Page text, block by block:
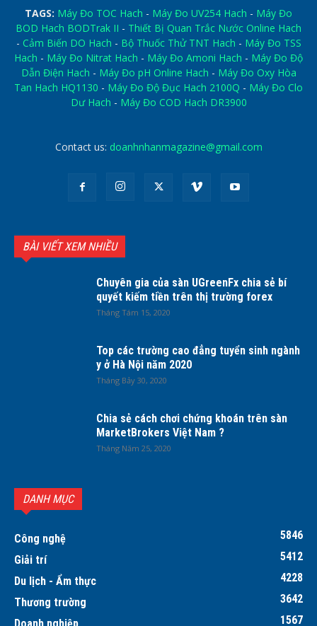
TAGS: Máy Đo TOC Hach - Máy Đo UV254 Hach - Máy Đo
BOD Hach BODTrak II - Thiết Bị Quan Trắc Nước Online Hach
- Cảm Biến DO Hach - Bộ Thuốc Thử TNT Hach - Máy Đo TSS
Hach - Máy Đo Nitrat Hach - Máy Đo Amoni Hach - Máy Đo Độ
Dẫn Điện Hach - Máy Đo pH Online Hach - Máy Đo Oxy Hòa
Tan Hach HQ1130 - Máy Đo Độ Đục Hach 2100Q - Máy Đo Clo
Dư Hach - Máy Đo COD Hach DR3900
Contact us: doanhnhanmagazine@gmail.com
BÀI VIẾT XEM NHIỀU
Chuyên gia của sàn UGreenFx chia sẻ bí
quyết kiếm tiền trên thị trường forex
Tháng Tám 15, 2020
Top các trường cao đẳng tuyển sinh ngành
y ở Hà Nội năm 2020
Tháng Bảy 30, 2020
Chia sẻ cách chơi chứng khoán trên sàn
MarketBrokers Việt Nam ?
Tháng Năm 25, 2020
DANH MỤC
Công nghệ
5846
Giải trí
5412
Du lịch - Ẩm thực
4228
Thương trường
3642
Doanh nghiệp
1567